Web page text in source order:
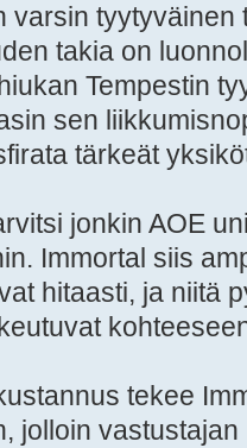
varsin
takia on
Tempestin
sen
tärkeät
jonkin AOE
Immortal siis
hitaasti, ja niitä
tekee
jolloin